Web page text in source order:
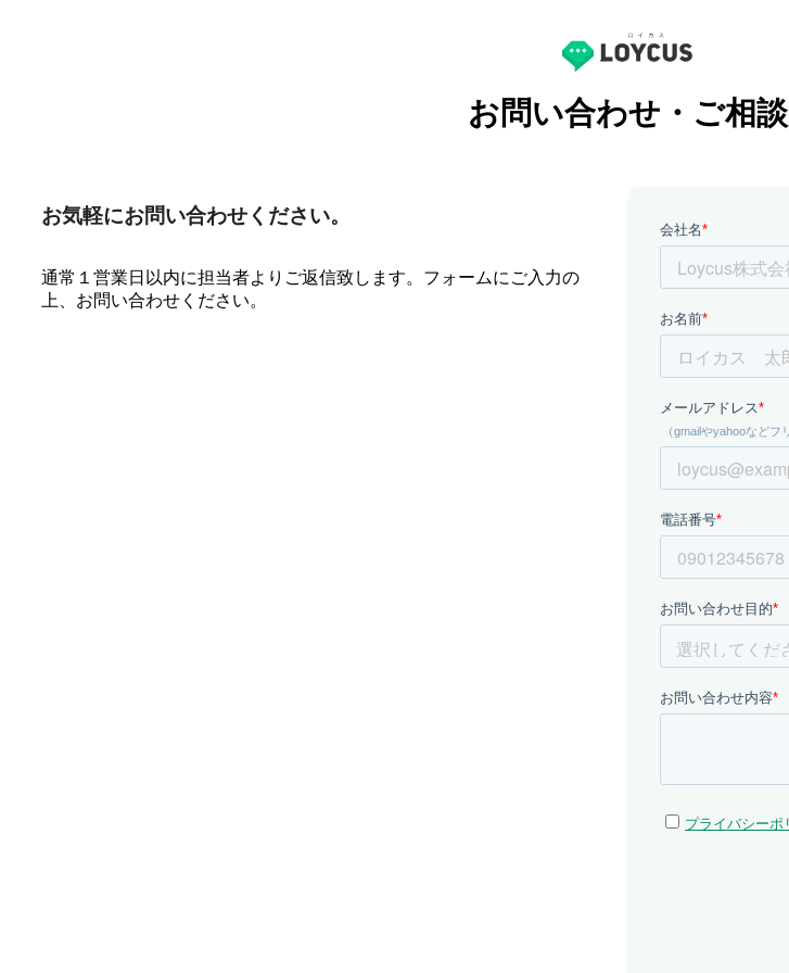
お問い合わせ・ご相談
お気軽にお問い合わせください。
通常１営業日以内に担当者よりご返信致します。フォームにご入力の
上、お問い合わせください。